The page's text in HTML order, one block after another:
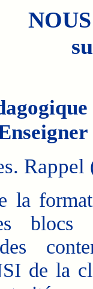
Rappel
de la